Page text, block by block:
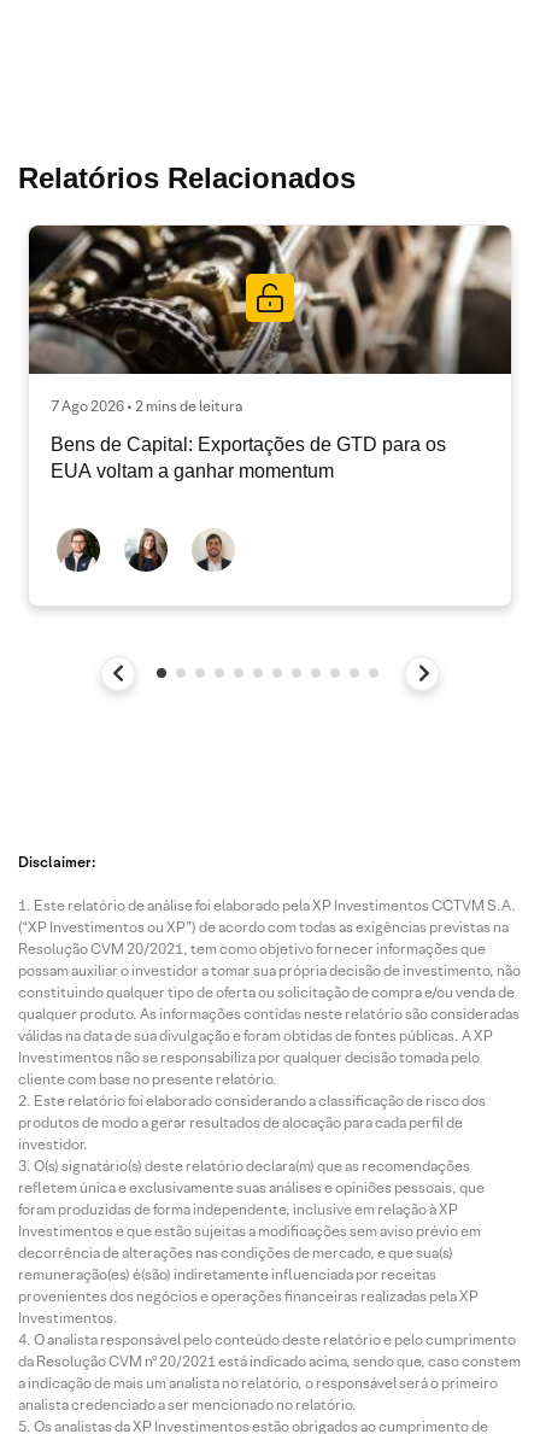
Relatórios Relacionados
7 Ago 2026 • 2 mins de leitura
Bens de Capital: Exportações de GTD para os
EUA voltam a ganhar momentum
Disclaimer:
Este relatório de análise foi elaborado pela XP Investimentos CCTVM S.A.
(“XP Investimentos ou XP”) de acordo com todas as exigências previstas na
Resolução CVM 20/2021, tem como objetivo fornecer informações que
possam auxiliar o investidor a tomar sua própria decisão de investimento, não
constituindo qualquer tipo de oferta ou solicitação de compra e/ou venda de
qualquer produto. As informações contidas neste relatório são consideradas
válidas na data de sua divulgação e foram obtidas de fontes públicas. A XP
Investimentos não se responsabiliza por qualquer decisão tomada pelo
cliente com base no presente relatório.
Este relatório foi elaborado considerando a classificação de risco dos
produtos de modo a gerar resultados de alocação para cada perfil de
investidor.
O(s) signatário(s) deste relatório declara(m) que as recomendações
refletem única e exclusivamente suas análises e opiniões pessoais, que
foram produzidas de forma independente, inclusive em relação à XP
Investimentos e que estão sujeitas a modificações sem aviso prévio em
decorrência de alterações nas condições de mercado, e que sua(s)
remuneração(es) é(são) indiretamente influenciada por receitas
provenientes dos negócios e operações financeiras realizadas pela XP
Investimentos.
O analista responsável pelo conteúdo deste relatório e pelo cumprimento
da Resolução CVM nº 20/2021 está indicado acima, sendo que, caso constem
a indicação de mais um analista no relatório, o responsável será o primeiro
analista credenciado a ser mencionado no relatório.
Os analistas da XP Investimentos estão obrigados ao cumprimento de